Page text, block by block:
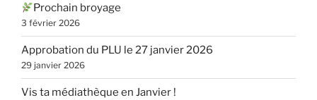
Prochain broyage
3 février 2026
Approbation du PLU le 27 janvier 2026
29 janvier 2026
Vis ta médiathèque en Janvier !